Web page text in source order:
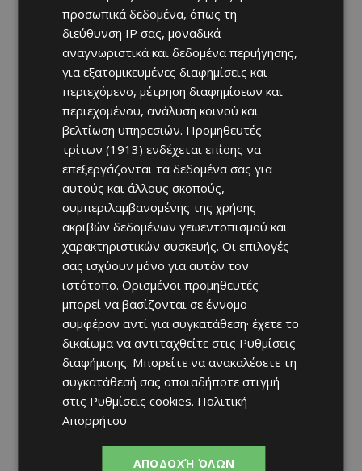
προσωπικά δεδομένα, όπως τη
διεύθυνση IP σας, μοναδικά
αναγνωριστικά και δεδομένα περιήγησης,
για εξατομικευμένες διαφημίσεις και
περιεχόμενο, μέτρηση διαφημίσεων και
περιεχομένου, ανάλυση κοινού και
βελτίωση υπηρεσιών. Προμηθευτές
τρίτων (1913) ενδέχεται επίσης να
επεξεργάζονται τα δεδομένα σας για
αυτούς και άλλους σκοπούς,
συμπεριλαμβανομένης της χρήσης
ακριβών δεδομένων γεωεντοπισμού και
χαρακτηριστικών συσκευής. Οι επιλογές
σας ισχύουν μόνο για αυτόν τον
ιστότοπο. Ορισμένοι προμηθευτές
μπορεί να βασίζονται σε έννομο
συμφέρον αντί για συγκατάθεση· έχετε το
δικαίωμα να αντιταχθείτε στις Ρυθμίσεις
διαφήμισης. Μπορείτε να ανακαλέσετε τη
συγκατάθεσή σας οποιαδήποτε στιγμή
στις Ρυθμίσεις cookies. Πολιτική
Απορρήτου
ΑΠΟΔΟΧΉ ΌΛΩΝ